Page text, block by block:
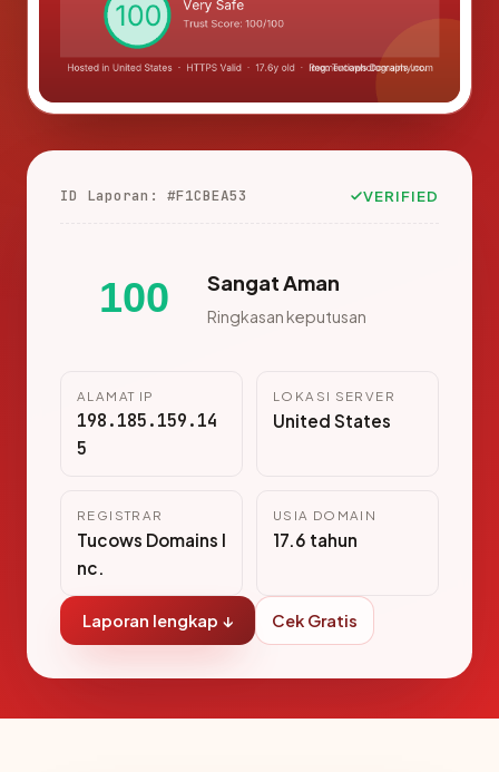
ID Laporan: #F1CBEA53 VERIFIED
100 Sangat Aman
Ringkasan keputusan
ALAMAT IP
198.185.159.14
5
LOKASI SERVER
United States
REGISTRAR
Tucows Domains I
nc.
USIA DOMAIN
17.6 tahun
Laporan lengkap ↓ Cek Gratis